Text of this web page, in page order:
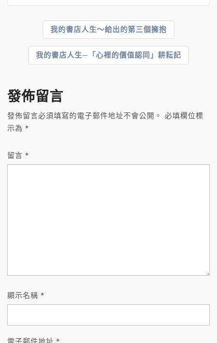
覽
我的書店人生～給出的第三個擁抱
我的書店人生─「心裡的價值認同」耕耘記
發佈留言
發佈留言必須填寫的電子郵件地址不會公開。
必填欄位標
示為 *
留言 *
顯示名稱 *